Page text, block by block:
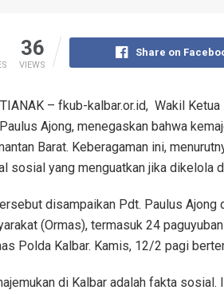
36
VIEWS
Share on
– fkub-kalbar.or.id, Wakil Ketua
Ajong, menegaskan bahwa
Barat. Keberagaman ini,
sosial yang menguatkan jika dikelola
disampaikan Pdt. Paulus Ajong
(Ormas), termasuk 24
Polda Kalbar. Kamis, 12/2 pagi
di Kalbar adalah fakta